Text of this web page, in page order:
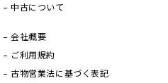
中古について
会社概要
ご利用規約
古物営業法に基づく表記